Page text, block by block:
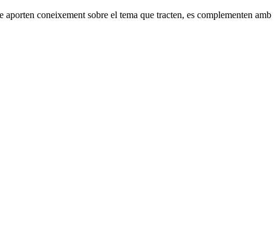
coneixement sobre el tema que tracten, es complementen amb